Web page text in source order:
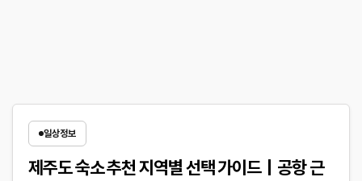
일상정보
제주도 숙소 추천 지역별 선택 가이드｜공항 근